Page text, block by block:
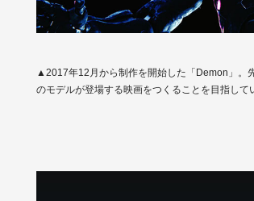
▲2017年12月から制作を開始した「Demon」。
のモデルが登場する映画をつくることを目指して